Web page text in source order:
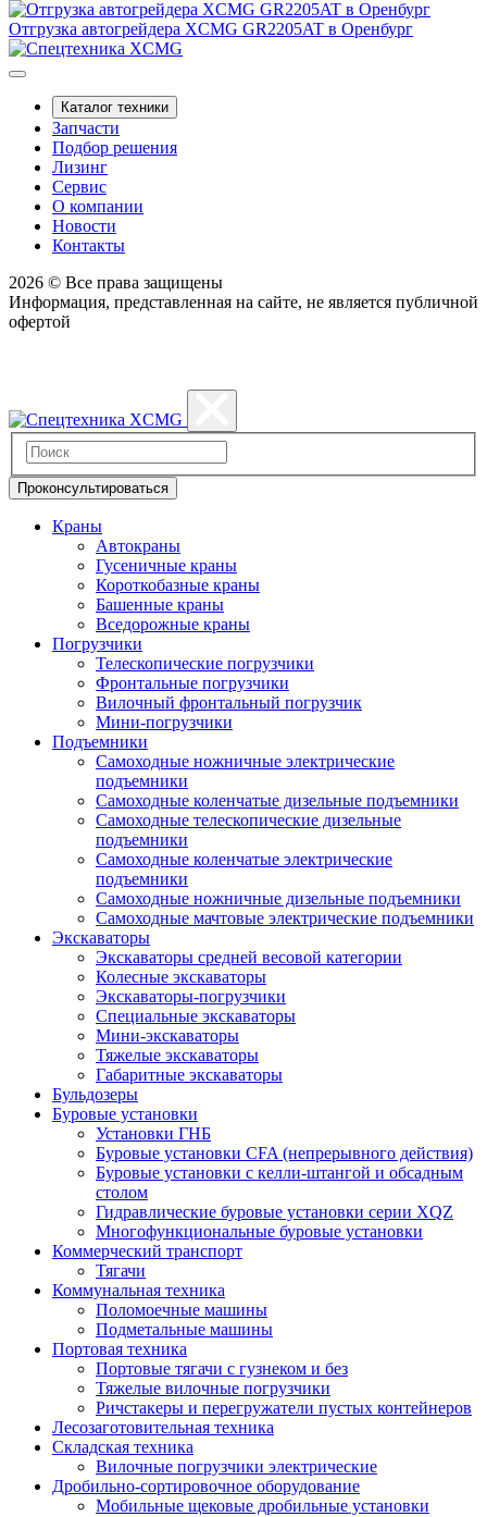
Отгрузка автогрейдера XCMG GR2205AT в Оренбург
Каталог техники
Запчасти
Подбор решения
Лизинг
Сервис
О компании
Новости
Контакты
2026 © Все права защищены
Информация, представленная на сайте, не является публичной
офертой
Проконсультироваться
Краны
Автокраны
Гусеничные краны
Короткобазные краны
Башенные краны
Вcедорожные краны
Погрузчики
Телескопические погрузчики
Фронтальные погрузчики
Вилочный фронтальный погрузчик
Мини-погрузчики
Подъемники
Самоходные ножничные электрические
подъемники
Самоходные коленчатые дизельные подъемники
Самоходные телескопические дизельные
подъемники
Самоходные коленчатые электрические
подъемники
Самоходные ножничные дизельные подъемники
Самоходные мачтовые электрические подъемники
Экскаваторы
Экскаваторы средней весовой категории
Колесные экскаваторы
Экскаваторы-погрузчики
Специальные экскаваторы
Мини-экскаваторы
Тяжелые экскаваторы
Габаритные экскаваторы
Бульдозеры
Буровые установки
Установки ГНБ
Буровые установки CFA (непрерывного действия)
Буровые установки с келли-штангой и обсадным
столом
Гидравлические буровые установки серии XQZ
Многофункциональные буровые установки
Коммерческий транспорт
Тягачи
Коммунальная техника
Поломоечные машины
Подметальные машины
Портовая техника
Портовые тягачи с гузнеком и без
Тяжелые вилочные погрузчики
Ричстакеры и перегружатели пустых контейнеров
Лесозаготовительная техника
Складская техника
Вилочные погрузчики электрические
Дробильно-сортировочное оборудование
Мобильные щековые дробильные установки